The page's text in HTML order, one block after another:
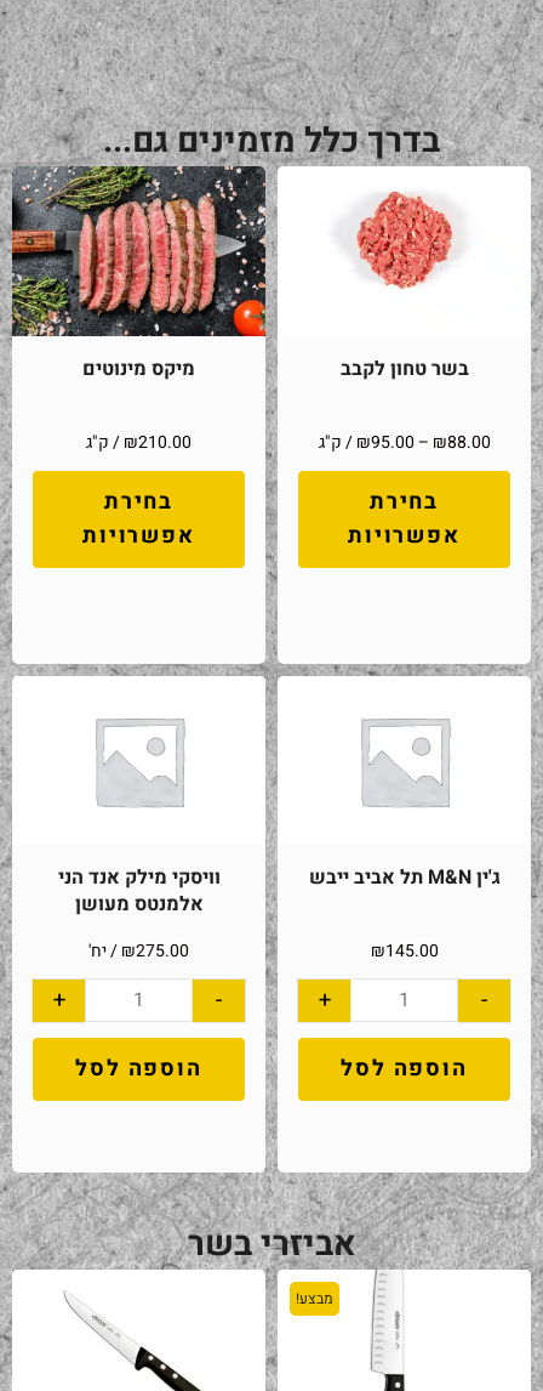
בדרך כלל מזמינים גם...
בשר טחון לקבב
₪88.00
–
₪95.00 / ק"ג
בחירת
אפשרויות
מיקס מינוטים
₪210.00 / ק"ג
בחירת
אפשרויות
ג'ין M&N תל אביב ייבש
₪145.00
-
+
הוספה לסל
וויסקי מילק אנד הני
אלמנטס מעושן
₪275.00 / יח'
-
+
הוספה לסל
אביזרי בשר
מבצע!